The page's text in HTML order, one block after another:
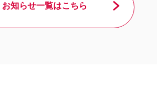
お知らせ一覧はこちら